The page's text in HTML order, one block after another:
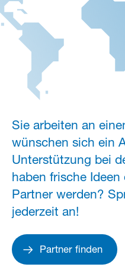
Sie arbeiten an
wünschen sich ein
Unterstützung bei
haben frische
Partner werden?
jederzeit an!
Partner finden